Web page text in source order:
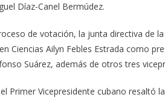
Díaz-Canel Bermúdez.
de votación, la junta directiva de
Ciencias Ailyn Febles Estrada como
Suárez, además de otros tres
Primer Vicepresidente cubano resaltó